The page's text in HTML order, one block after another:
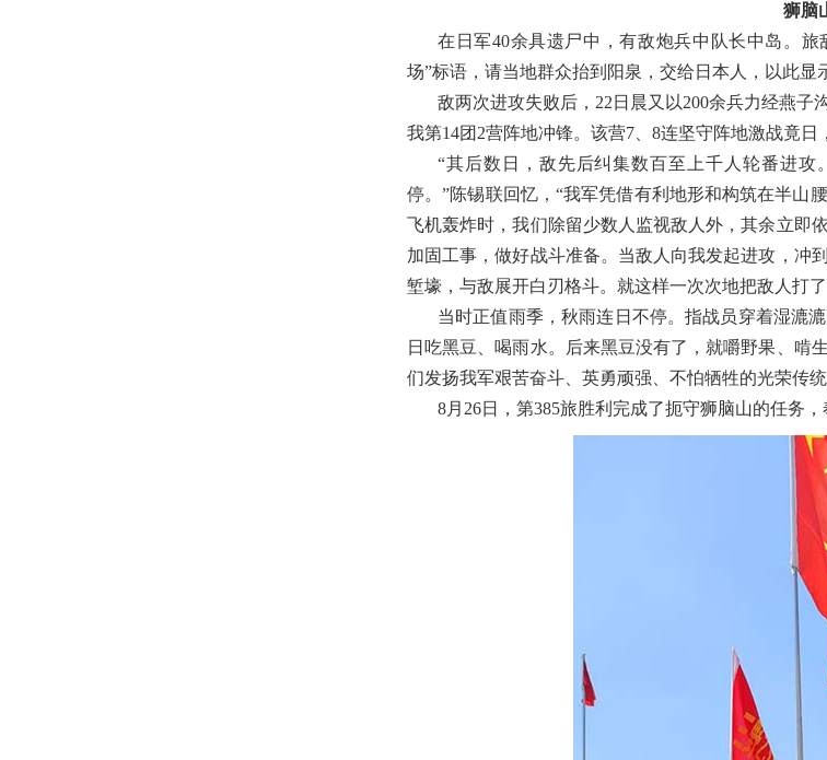
狮脑
在日军40余具遗尸中，有敌炮兵中队长中岛。
场”标语，请当地群众抬到阳泉，交给日本人，以此显
敌两次进攻失败后，22日晨又以200余兵力经燕
我第14团2营阵地冲锋。该营7、8连坚守阵地激战竟日
“其后数日，敌先后纠集数百至上千人轮番进
停。”陈锡联回忆，“我军凭借有利地形和构筑在半山
飞机轰炸时，我们除留少数人监视敌人外，其余立即
加固工事，做好战斗准备。当敌人向我发起进攻，冲
堑壕，与敌展开白刃格斗。就这样一次次地把敌人打
当时正值雨季，秋雨连日不停。指战员穿着湿漉
日吃黑豆、喝雨水。后来黑豆没有了，就嚼野果、啃
们发扬我军艰苦奋斗、英勇顽强、不怕牺牲的光荣传
8月26日，第385旅胜利完成了扼守狮脑山的任务